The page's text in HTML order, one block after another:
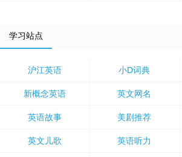
学习站点
沪江英语 小D词典
新概念英语 英文网名
英语故事 美剧推荐
英文儿歌 英语听力